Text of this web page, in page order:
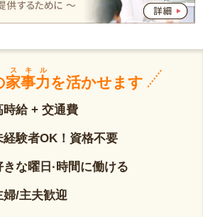
家事力
スキル
を活かせます
時給 + 交通費
経験者OK！資格不要
きな曜日·時間に働ける
婦/主夫歓迎